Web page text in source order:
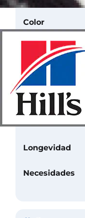
Color
Less Allergenic
Cuidados
Longevidad
Necesidades